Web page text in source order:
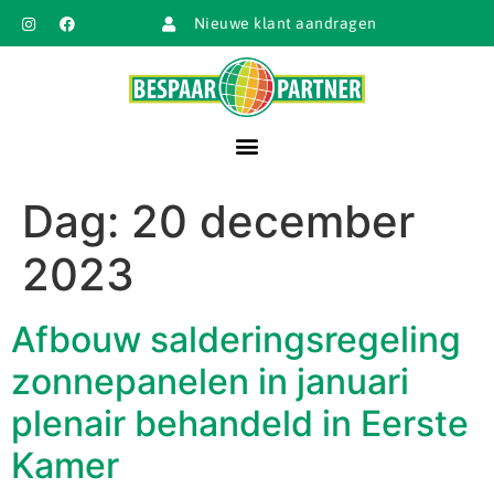
Nieuwe klant aandragen
Dag: 20 december
2023
Afbouw salderingsregeling
zonnepanelen in januari
plenair behandeld in Eerste
Kamer